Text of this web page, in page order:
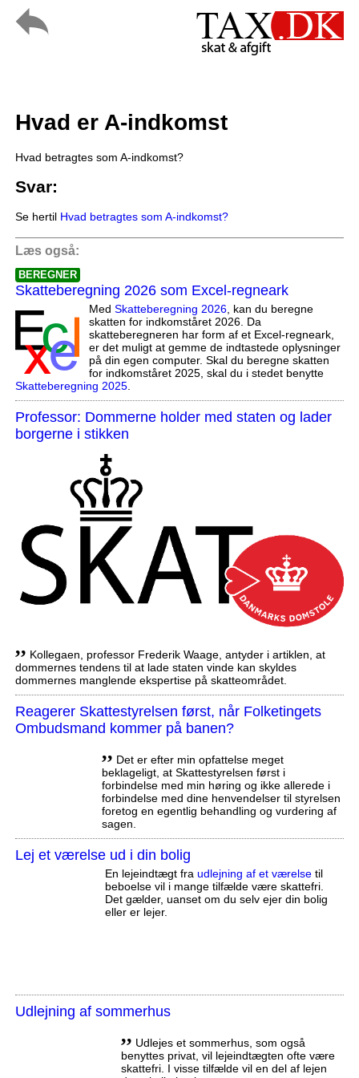
Hvad er A-indkomst
Hvad betragtes som A-indkomst?
Svar:
Se hertil Hvad betragtes som A-indkomst?
Læs også:
BEREGNER
Skatteberegning 2026 som Excel-regneark
Med Skatteberegning 2026, kan du beregne
skatten for indkomståret 2026. Da
skatteberegneren har form af et Excel-regneark,
er det muligt at gemme de indtastede oplysninger
på din egen computer. Skal du beregne skatten
for indkomståret 2025, skal du i stedet benytte
Skatteberegning 2025.
Professor: Dommerne holder med staten og lader
borgerne i stikken
,, Kollegaen, professor Frederik Waage, antyder i artiklen, at
dommernes tendens til at lade staten vinde kan skyldes
dommernes manglende ekspertise på skatteområdet.
Reagerer Skattestyrelsen først, når Folketingets
Ombudsmand kommer på banen?
,, Det er efter min opfattelse meget
beklageligt, at Skattestyrelsen først i
forbindelse med min høring og ikke allerede i
forbindelse med dine henvendelser til styrelsen
foretog en egentlig behandling og vurdering af
sagen.
Lej et værelse ud i din bolig
En lejeindtægt fra udlejning af et værelsetil
beboelse vil i mange tilfælde være skattefri.
Det gælder, uanset om du selv ejer din bolig
eller er lejer.
Udlejning af sommerhus
,, Udlejes et sommerhus, som også
benyttes privat, vil lejeindtægten ofte være
skattefri. I visse tilfælde vil en del af lejen